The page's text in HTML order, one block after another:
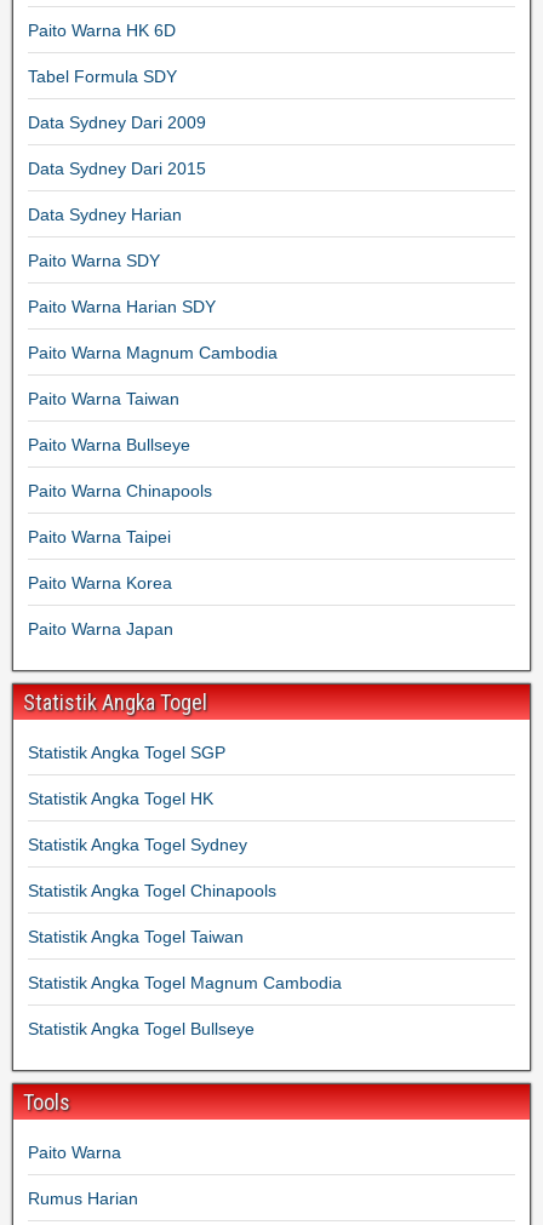
Paito Warna HK 6D
Tabel Formula SDY
Data Sydney Dari 2009
Data Sydney Dari 2015
Data Sydney Harian
Paito Warna SDY
Paito Warna Harian SDY
Paito Warna Magnum Cambodia
Paito Warna Taiwan
Paito Warna Bullseye
Paito Warna Chinapools
Paito Warna Taipei
Paito Warna Korea
Paito Warna Japan
Statistik Angka Togel
Statistik Angka Togel SGP
Statistik Angka Togel HK
Statistik Angka Togel Sydney
Statistik Angka Togel Chinapools
Statistik Angka Togel Taiwan
Statistik Angka Togel Magnum Cambodia
Statistik Angka Togel Bullseye
Tools
Paito Warna
Rumus Harian